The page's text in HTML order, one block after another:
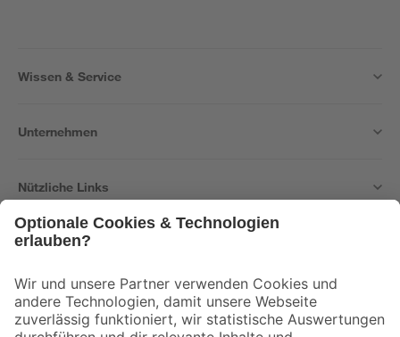
Wissen & Service
Unternehmen
Nützliche Links
Der toom Newsletter: Keine Angebote und Aktionen mehr verpassen!
Zur Newsletter Anmeldung